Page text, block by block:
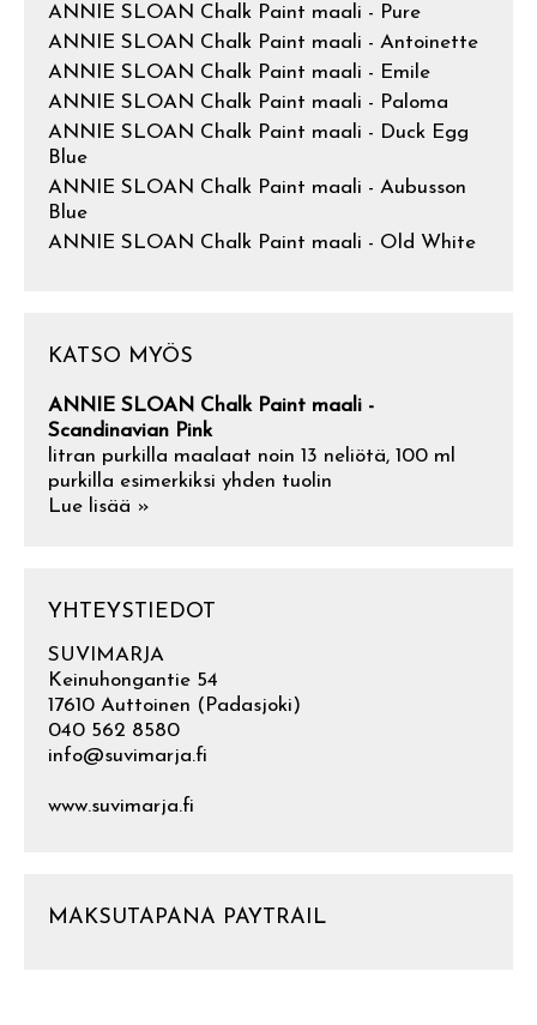
ANNIE SLOAN Chalk Paint maali - Pure
ANNIE SLOAN Chalk Paint maali - Antoinette
ANNIE SLOAN Chalk Paint maali - Emile
ANNIE SLOAN Chalk Paint maali - Paloma
ANNIE SLOAN Chalk Paint maali - Duck Egg
Blue
ANNIE SLOAN Chalk Paint maali - Aubusson
Blue
ANNIE SLOAN Chalk Paint maali - Old White
KATSO MYÖS
ANNIE SLOAN Chalk Paint maali -
Scandinavian Pink
litran purkilla maalaat noin 13 neliötä, 100 ml
purkilla esimerkiksi yhden tuolin
Lue lisää »
YHTEYSTIEDOT
SUVIMARJA
Keinuhongantie 54
17610 Auttoinen (Padasjoki)
040 562 8580
info@suvimarja.fi
www.suvimarja.fi
MAKSUTAPANA PAYTRAIL